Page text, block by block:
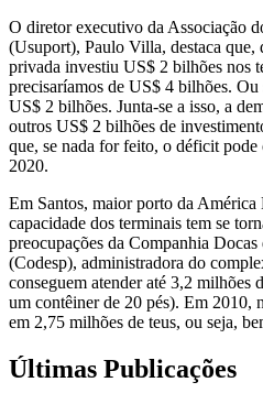
O diretor executivo da Associação
(Usuport), Paulo Villa, destaca que,
privada investiu US$ 2 bilhões nos
precisaríamos de US$ 4 bilhões.
US$ 2 bilhões. Junta-se a isso, a
outros US$ 2 bilhões de
que, se nada for feito, o déficit
2020.
Em Santos, maior porto da América
capacidade dos terminais tem se
preocupações da Companhia
(Codesp), administradora do
conseguem atender até 3,2 milhões
um contêiner de 20 pés). Em 2010,
em 2,75 milhões de teus, ou seja,
Últimas Publicações